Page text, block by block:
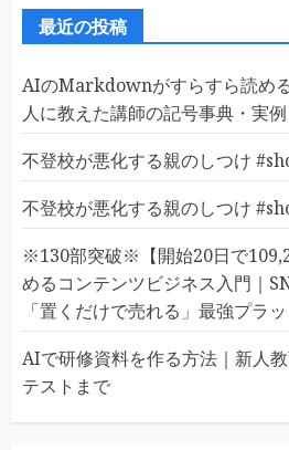
最近の投稿
AIのMarkdownがすらすら読め
人に教えた講師の記号事典・実
不登校が悪化する親のしつけ
不登校が悪化する親のしつけ
※130部突破※【開始20日で
めるコンテンツビジネス入門｜
「置くだけで売れる」最強プラ
AIで研修資料を作る方法｜新人
テストまで